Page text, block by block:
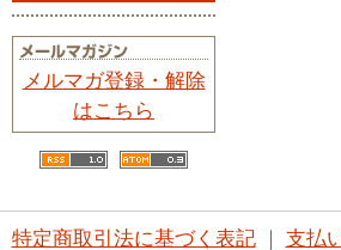
メルマガ登録・解除
はこちら
特定商取引法に基づく表記｜ 支払